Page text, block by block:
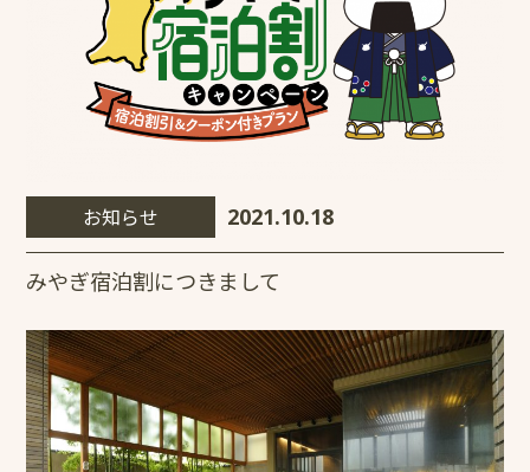
お知らせ 2021.10.18
みやぎ宿泊割につきまして